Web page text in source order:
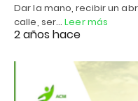
Dar la mano, recibir un
calle, ser…Leer más
2 años hace